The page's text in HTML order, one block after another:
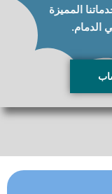
المميزة
الدمام.